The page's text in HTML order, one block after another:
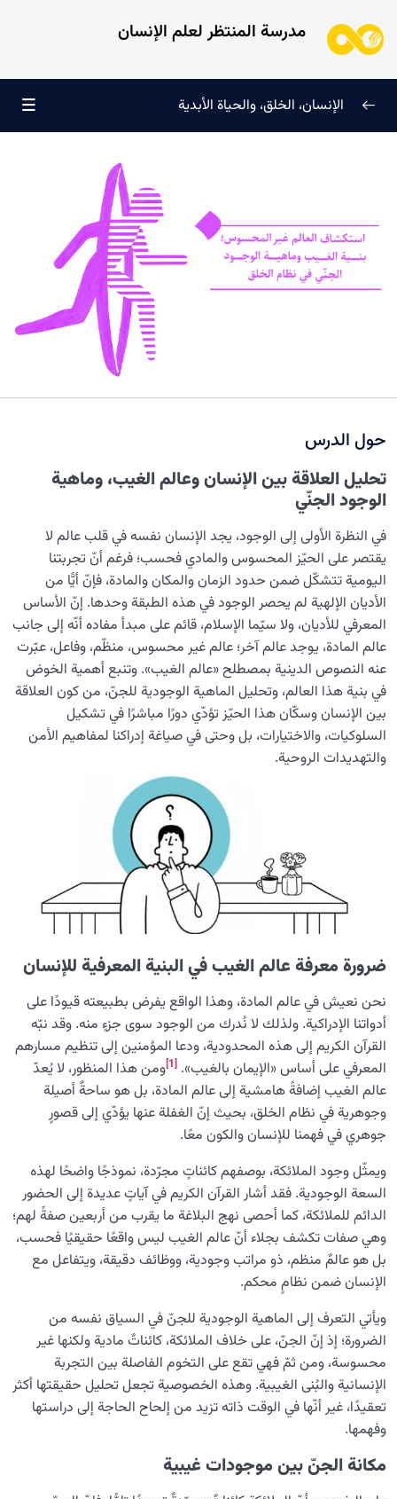
مدرسة المنتظر لعلم الإنسان
لماذا خُلقنا؟
سرّ الفرح والسكينة الدائمة
0/13
نضوج الطفل الغالي للروح 0/8
القضاء والقدر والاختيار
الابتلاء والامتحان في مسيرة الحياة 0/26
الشيطان… العدوّ المبين 0/14
الأمراض الخفية للروح
معرفة الجنة والنار 0/22
النظرة الأبدية والاستعداد للآخرة 0/14
من الخيال إلى سلامة القلب 0/31
الإنسان محور الخلق 0/9
لماذا لا يصل الكثيرون إلى درك حضور الله رغم أنه ظاهر؟
طبيعة علاقة الإنسان بالملائكة و حقيقة وجودهم
حقيقة العلاقة بين الإنسان والله، وسبب اهمية هذه العلاقة
في حياة البشر
نظرة مغايرة إلى قانون القصور الذاتي ودور الملائكة في حيوية
العالم
دور الملائكة في العالَم: البنية الخفية لإدارة الكون ومكانة
الإنسان فيها
سرّ خَلْقِ الملائكة؛ ضرورة فهم الفرق بين الإنسان والملائكة
لمعرفة الذات
من الحماية إلى الهداية: مدى عون الملائكة في حياة الإنسان
استكشاف العالم غير المحسوس؛ بنية الغيب وماهية الوجود
الجنّي في نظام الخلق
الإيمان بالغيب وتأثيره على حياتنا وعلاقاتنا وسلوكياتنا
الإنسان، الخلق، والحياة الأبدية
حول الدرس
تحليل العلاقة بين الإنسان وعالم الغيب، وماهية
الوجود الجنّي
في النظرة الأولى إلى الوجود، يجد الإنسان نفسه في قلب عالم لا
يقتصر على الحيّز المحسوس والمادي فحسب؛ فرغم أنّ تجربتنا
اليومية تتشكّل ضمن حدود الزمان والمكان والمادة، فإنّ أيًّا من
الأديان الإلهية لم يحصر الوجود في هذه الطبقة وحدها. إنّ الأساس
المعرفي للأديان، ولا سيّما الإسلام، قائم على مبدأ مفاده أنّه إلى جانب
عالم المادة، يوجد عالم آخر؛ عالم غير محسوس، منظّم، وفاعل، عبّرت
عنه النصوص الدينية بمصطلح «عالم الغيب». وتنبع أهمية الخوض
في بنية هذا العالم، وتحليل الماهية الوجودية للجنّ، من كون العلاقة
بين الإنسان وسكّان هذا الحيّز تؤدّي دورًا مباشرًا في تشكيل
السلوكيات، والاختيارات، بل وحتى في صياغة إدراكنا لمفاهيم الأمن
والتهديدات الروحية.
ضرورة معرفة عالم الغيب في البنية المعرفية للإنسان
نحن نعيش في عالم المادة، وهذا الواقع يفرض بطبيعته قيودًا على
أدواتنا الإدراكية. ولذلك لا نُدرك من الوجود سوى جزءٍ منه. وقد نبّه
القرآن الكريم إلى هذه المحدودية، ودعا المؤمنين إلى تنظيم مسارهم
المعرفي على أساس «الإيمان بالغيب». [1] ومن هذا المنظور، لا يُعدّ
عالم الغيب إضافةً هامشية إلى عالم المادة، بل هو ساحةٌ أصيلة
وجوهرية في نظام الخلق، بحيث إنّ الغفلة عنها يؤدّي إلى قصورٍ
جوهري في فهمنا للإنسان والكون معًا.
ويمثّل وجود الملائكة، بوصفهم كائناتٍ مجرّدة، نموذجًا واضحًا لهذه
السعة الوجودية. فقد أشار القرآن الكريم في آياتٍ عديدة إلى الحضور
الدائم للملائكة، كما أحصى نهج البلاغة ما يقرب من أربعين صفةً لهم؛
وهي صفات تكشف بجلاء أنّ عالم الغيب ليس واقعًا حقيقيًا فحسب،
بل هو عالمٌ منظم، ذو مراتب وجودية، ووظائف دقيقة، ويتفاعل مع
الإنسان ضمن نظامٍ محكم.
ويأتي التعرف إلى الماهية الوجودية للجنّ في السياق نفسه من
الضرورة؛ إذ إنّ الجنّ، على خلاف الملائكة، كائناتٌ مادية ولكنها غير
محسوسة، ومن ثمّ فهي تقع على التخوم الفاصلة بين التجربة
الإنسانية والبُنى الغيبية. وهذه الخصوصية تجعل تحليل حقيقتها أكثر
تعقيدًا، غير أنّها في الوقت ذاته تزيد من إلحاح الحاجة إلى دراستها
وفهمها.
مكانة الجنّ بين موجودات غيبية